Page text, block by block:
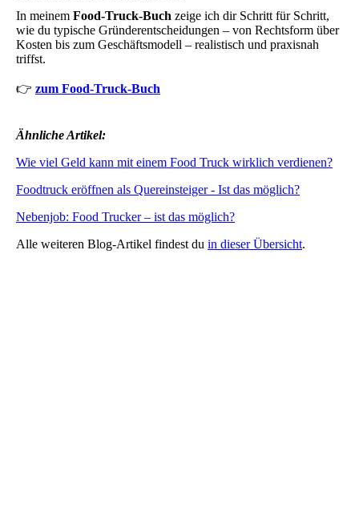
In meinem Food-Truck-Buch zeige ich dir Schritt für Schritt,
wie du typische Gründerentscheidungen – von Rechtsform über
Kosten bis zum Geschäftsmodell – realistisch und praxisnah
triffst.
👉 zum Food-Truck-Buch
Ähnliche Artikel:
Wie viel Geld kann mit einem Food Truck wirklich verdienen?
Foodtruck eröffnen als Quereinsteiger - Ist das möglich?
Nebenjob: Food Trucker – ist das möglich?
Alle weiteren Blog-Artikel findest du in dieser Übersicht.